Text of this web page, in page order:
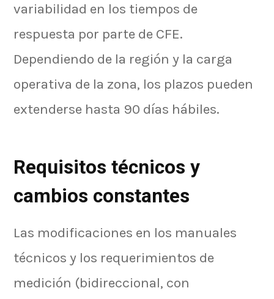
variabilidad en los tiempos de
respuesta por parte de CFE.
Dependiendo de la región y la carga
operativa de la zona, los plazos pueden
extenderse hasta 90 días hábiles.
Requisitos técnicos y
cambios constantes
Las modificaciones en los manuales
técnicos y los requerimientos de
medición (bidireccional, con